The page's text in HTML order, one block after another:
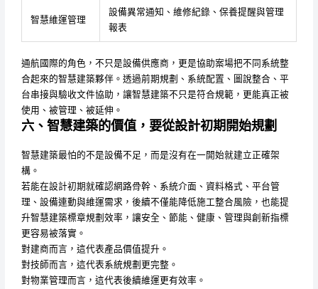
智慧維運管理
設備異常通知、維修紀錄、保養提醒與管理
報表
通航國際的角色，不只是設備供應商，更是協助案場把不同系統整
合起來的智慧建築夥伴。透過前期規劃、系統配置、圖說整合、平
台串接與驗收文件協助，讓智慧建築不只是符合規範，更能真正被
使用、被管理、被延伸。
六、智慧建築的價值，要從設計初期開始規劃
智慧建築最怕的不是設備不足，而是沒有在一開始就建立正確架
構。
若能在設計初期就確認網路骨幹、系統介面、資料格式、平台管
理、設備連動與維運需求，後續不僅能降低施工整合風險，也能提
升智慧建築標章規劃效率，讓安全、節能、健康、管理與創新指標
更容易被落實。
對建商而言，這代表產品價值提升。
對技師而言，這代表系統規劃更完整。
對物業管理而言，這代表後續維運更有效率。